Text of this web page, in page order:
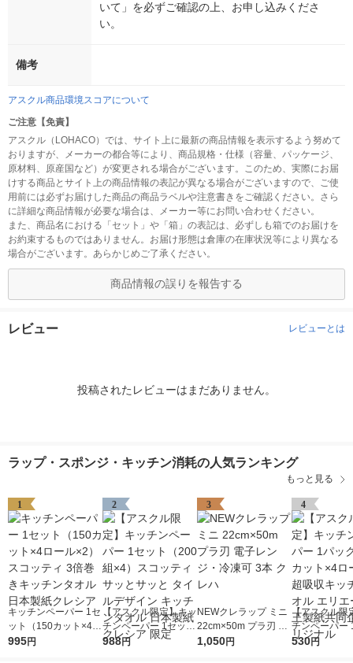
いて」を必ずご確認の上、お申し込みくださ
い。
備考
アスクル商品環境スコアについて
ご注意【免責】
アスクル（LOHACO）では、サイト上に最新の商品情報を表示するよう努めて
おりますが、メーカーの都合等により、商品規格・仕様（容量、パッケージ、
原材料、原産国など）が変更される場合がございます。このため、実際にお届
けする商品とサイト上の商品情報の表記が異なる場合がございますので、ご使
用前には必ずお届けした商品の商品ラベルや注意書きをご確認ください。さら
に詳細な商品情報が必要な場合は、メーカー等にお問い合わせください。
また、商品名における「セット」や「箱」の表記は、必ずしも箱でのお届けを
お約束するものではありません。お届け形態は倉庫の在庫状況等により異なる
場合がございます。あらかじめご了承ください。
商品情報の誤りを報告する
レビュー レビューとは
投稿されたレビューはまだありません。
ラップ・スポンジ・キッチン消耗の人気ランキング
もっと見る
1
キッチンペーパー 1セ
ット（150カット×4ロ
ール×2） スコッティ
995円
2
【アスクル限定】キッ
チンペーパー 1セット
（200組×4）スコッテ
988円
3
NEWクレラップ ミニ
22cm×50m プラ刃 電
子レンジ・冷凍可 3本
1,050円
4
【アスクル限
チンペーパー
（120カット
530円